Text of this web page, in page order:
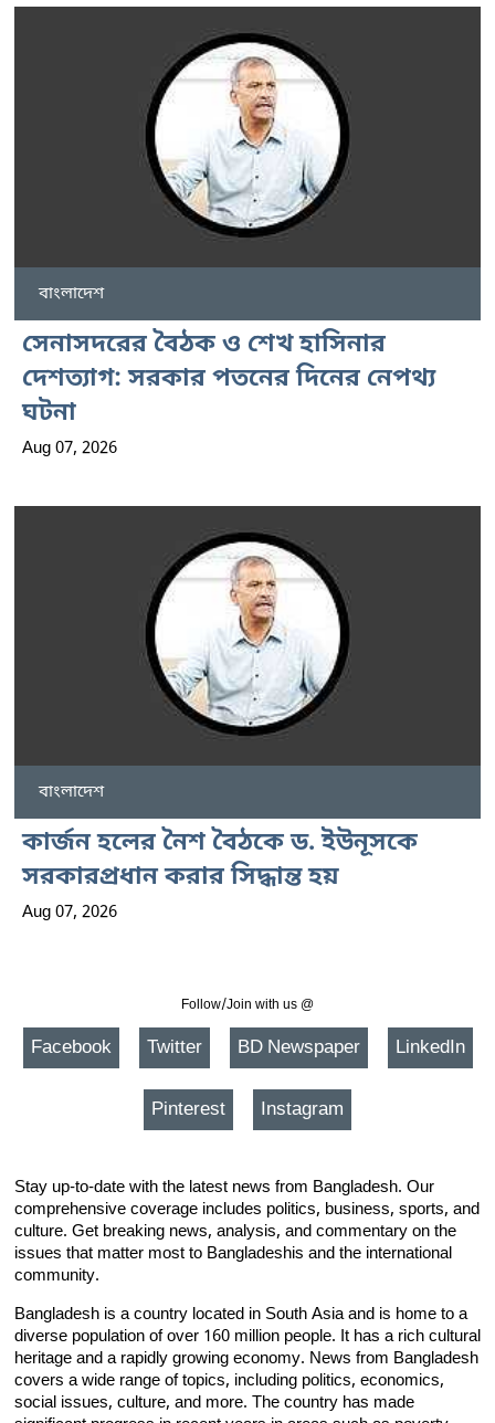
বাংলাদেশ
সেনাসদরের বৈঠক ও শেখ হাসিনার
দেশত্যাগ: সরকার পতনের দিনের নেপথ্য
ঘটনা
Aug 07, 2026
বাংলাদেশ
কার্জন হলের নৈশ বৈঠকে ড. ইউনূসকে
সরকারপ্রধান করার সিদ্ধান্ত হয়
Aug 07, 2026
Follow/Join with us @
Facebook Twitter BD Newspaper LinkedIn
Pinterest Instagram
Stay up-to-date with the latest news from Bangladesh. Our
comprehensive coverage includes politics, business, sports, and
culture. Get breaking news, analysis, and commentary on the
issues that matter most to Bangladeshis and the international
community.
Bangladesh is a country located in South Asia and is home to a
diverse population of over 160 million people. It has a rich cultural
heritage and a rapidly growing economy. News from Bangladesh
covers a wide range of topics, including politics, economics,
social issues, culture, and more. The country has made